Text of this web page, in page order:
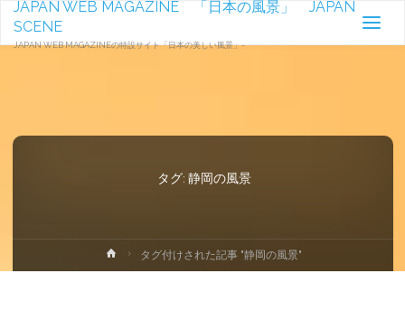
JAPAN WEB MAGAZINE 「日本の風景」 JAPAN
SCENE
JAPAN WEB MAGAZINEの特設サイト「日本の美しい風景」-
タグ: 静岡の風景
ホ
ー
タグ付けされた記事 "静岡の風景"